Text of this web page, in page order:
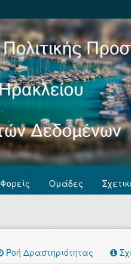
Φορείς Ομάδες
Ροή Δραστηριότητας